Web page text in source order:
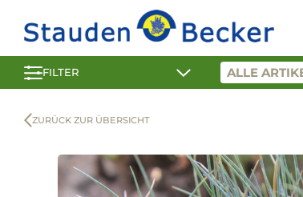
FILTER
ZURÜCK ZUR ÜBERSICHT